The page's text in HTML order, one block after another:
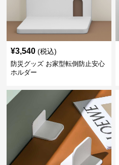
¥3,540 (税込)
防災グッズ お家型転倒防止安心
ホルダー